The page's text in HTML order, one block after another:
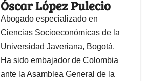
Óscar López Pulecio
Abogado especializado en
Ciencias Socioeconómicas de la
Universidad Javeriana, Bogotá.
Ha sido embajador de Colombia
ante la Asamblea General de la